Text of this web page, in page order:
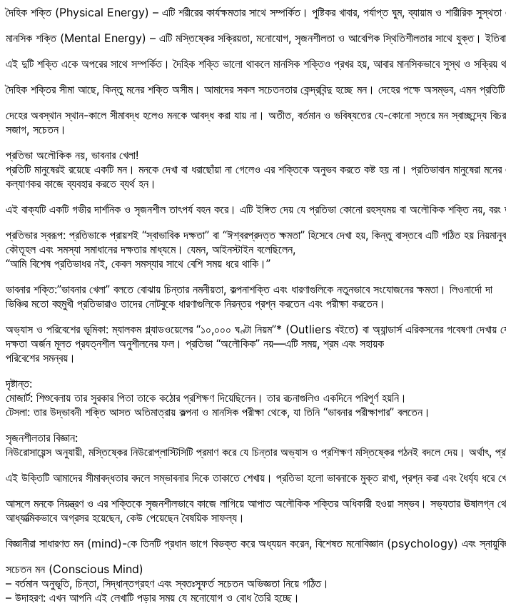
দৈহিক শক্তি (Physical Energy) – এটি শরীরের কার্যক্ষমতার সাথে সম্পর্কিত। পুষ্টিকর খাবার, পর্যাপ্ত ঘুম, ব্যায়াম ও শারীরিক
মানসিক শক্তি (Mental Energy) – এটি মস্তিষ্কের সক্রিয়তা, মনোযোগ, সৃজনশীলতা ও আবেগিক স্থিতিশীলতার সাথে যুক্ত। ইতিবাচক
এই দুটি শক্তি একে অপরের সাথে সম্পর্কিত। দৈহিক শক্তি ভালো থাকলে মানসিক শক্তিও প্রখর হয়, আবার মানসিকভাবে সুস্থ ও সক্রিয়
দৈহিক শক্তির সীমা আছে, কিন্তু মনের শক্তি অসীম। আমাদের সকল সচেতনতার কেন্দ্রবিন্দু হচ্ছে মন। দেহের পক্ষে অসম্ভব, এমন
দেহের অবস্থান স্থান-কালে সীমাবদ্ধ হলেও মনকে আবদ্ধ করা যায় না। অতীত, বর্তমান ও ভবিষ্যতের যে-কোনো স্তরে মন
সজাগ, সচেতন।
প্রতিভা অলৌকিক নয়, ভাবনার খেলা!
প্রতিটি মানুষেরই রয়েছে একটি মন। মনকে দেখা বা ধরাছোঁয়া না গেলেও এর শক্তিকে অনুভব করতে কষ্ট হয় না। প্রতিভাবান মানুষেরা
কল্যাণকর কাজে ব্যবহার করতে ব্যর্থ হন।
এই বাক্যটি একটি গভীর দার্শনিক ও সৃজনশীল তাৎপর্য বহন করে। এটি ইঙ্গিত দেয় যে প্রতিভা কোনো রহস্যময় বা অলৌকিক শক্তি নয়,
প্রতিভার স্বরূপ: প্রতিভাকে প্রায়শই “স্বাভাবিক দক্ষতা” বা “ঈশ্বরপ্রদত্ত ক্ষমতা” হিসেবে দেখা হয়, কিন্তু বাস্তবে এটি গঠিত হয়
কৌতূহল এবং সমস্যা সমাধানের দক্ষতার মাধ্যমে। যেমন, আইনস্টাইন বলেছিলেন,
“আমি বিশেষ প্রতিভাধর নই, কেবল সমস্যার সাথে বেশি সময় ধরে থাকি।”
ভাবনার শক্তি:”ভাবনার খেলা” বলতে বোঝায় চিন্তার নমনীয়তা, কল্পনাশক্তি এবং ধারণাগুলিকে নতুনভাবে সংযোজনের ক্ষমতা। লিওনার্দো দা
ভিঞ্চির মতো বহুমুখী প্রতিভারাও তাদের নোটবুকে ধারণাগুলিকে নিরন্তর প্রশ্ন করতেন এবং পরীক্ষা করতেন।
অভ্যাস ও পরিবেশের ভূমিকা: ম্যালকম গ্ল্যাডওয়েলের “১০,০০০ ঘণ্টা নিয়ম”* (Outliers বইতে) বা অ্যান্ডার্স এরিকসনের গবেষণা দেখায়
দক্ষতা অর্জন মূলত প্রযত্নশীল অনুশীলনের ফল। প্রতিভা “অলৌকিক” নয়—এটি সময়, শ্রম এবং সহায়ক
পরিবেশের সমন্বয়।
দৃষ্টান্ত:
মোজার্ট: শিশুবেলায় তার সুরকার পিতা তাকে কঠোর প্রশিক্ষণ দিয়েছিলেন। তার রচনাগুলিও একদিনে পরিপূর্ণ হয়নি।
টেসলা: তার উদ্ভাবনী শক্তি আসত অতিমাত্রায় কল্পনা ও মানসিক পরীক্ষা থেকে, যা তিনি “ভাবনার পরীক্ষাগার” বলতেন।
সৃজনশীলতার বিজ্ঞান:
নিউরোসায়েন্স অনুযায়ী, মস্তিষ্কের নিউরোপ্লাস্টিসিটি প্রমাণ করে যে চিন্তার অভ্যাস ও প্রশিক্ষণ মস্তিষ্কের গঠনই বদলে দেয়। অর্থাৎ,
এই উক্তিটি আমাদের সীমাবদ্ধতার বদলে সম্ভাবনার দিকে তাকাতে শেখায়। প্রতিভা হলো ভাবনাকে মুক্ত রাখা, প্রশ্ন করা এবং ধৈর্য্য ধরে
আসলে মনকে নিয়ন্ত্রণ ও এর শক্তিকে সৃজনশীলভাবে কাজে লাগিয়ে আপাত অলৌকিক শক্তির অধিকারী হওয়া সম্ভব। সভ্যতার ঊষালগ্ন
আধ্যাত্মিকভাবে অগ্রসর হয়েছেন, কেউ পেয়েছেন বৈষয়িক সাফল্য।
বিজ্ঞানীরা সাধারণত মন (mind)-কে তিনটি প্রধান ভাগে বিভক্ত করে অধ্যয়ন করেন, বিশেষত মনোবিজ্ঞান (psychology) এবং
সচেতন মন (Conscious Mind)
– বর্তমান অনুভূতি, চিন্তা, সিদ্ধান্তগ্রহণ এবং স্বতঃস্ফূর্ত সচেতন অভিজ্ঞতা নিয়ে গঠিত।
– উদাহরণ: এখন আপনি এই লেখাটি পড়ার সময় যে মনোযোগ ও বোধ তৈরি হচ্ছে।